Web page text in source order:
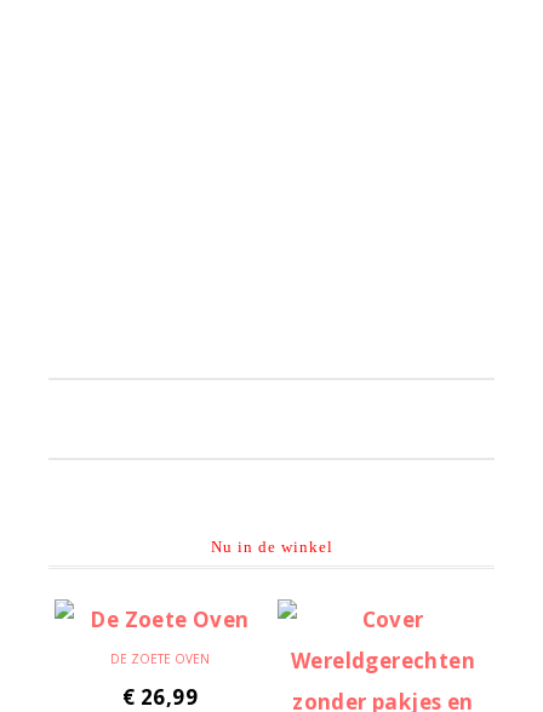
Nu in de winkel
DE ZOETE OVEN
€ 26,99